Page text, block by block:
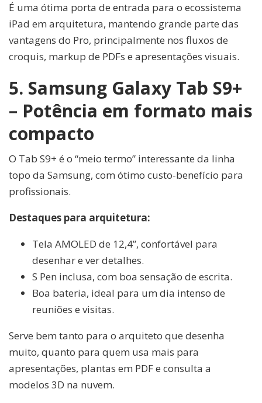
É uma ótima porta de entrada para o ecossistema
iPad em arquitetura, mantendo grande parte das
vantagens do Pro, principalmente nos fluxos de
croquis, markup de PDFs e apresentações visuais.
5. Samsung Galaxy Tab S9+
– Potência em formato mais
compacto
O Tab S9+ é o “meio termo” interessante da linha
topo da Samsung, com ótimo custo-benefício para
profissionais.
Destaques para arquitetura:
Tela AMOLED de 12,4”, confortável para
desenhar e ver detalhes.
S Pen inclusa, com boa sensação de escrita.
Boa bateria, ideal para um dia intenso de
reuniões e visitas.
Serve bem tanto para o arquiteto que desenha
muito, quanto para quem usa mais para
apresentações, plantas em PDF e consulta a
modelos 3D na nuvem.